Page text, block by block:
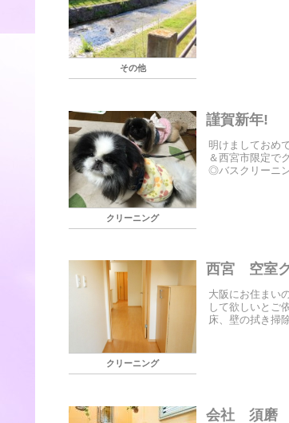
その他
クリーニング
謹賀新年!
明けましておめ
＆西宮市限定
◎バスクリーニ
クリーニング
西宮 空室
大阪にお住まい
して欲しいとご
床、壁の拭き掃
会社 須磨